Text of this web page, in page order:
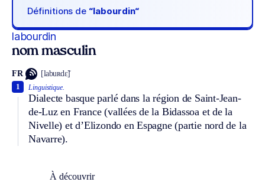
Définitions de “labourdin“
labourdin
nom masculin
FR [labuʀdɛ̃]
Linguistique.
Dialecte basque parlé dans la région de Saint-Jean-
de-Luz en France (vallées de la Bidassoa et de la
Nivelle) et d’Elizondo en Espagne (partie nord de la
Navarre).
1
À découvrir